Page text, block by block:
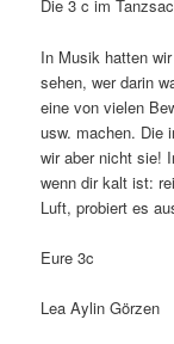
Die 3 c im
In Musik hatten
sehen, wer darin
eine von vielen
usw. machen. Die
wir aber nicht sie!
wenn dir kalt ist:
Luft, probiert es
Eure 3c
Lea Aylin Görzen